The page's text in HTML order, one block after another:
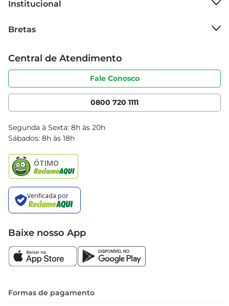
Institucional
Grupo Cencosud
Sobre privacidade
Portal do fornecedor
Cencosud Media
Bretas
Produtos Bretas
Código de ética
Serviços
Clube Bretas
Blog Bretas
Black Friday
Central de Atendimento
Fale Conosco
0800 720 1111
Segunda à Sexta: 8h às 20h
Sábados: 8h às 18h
Baixe nosso App
Formas de pagamento